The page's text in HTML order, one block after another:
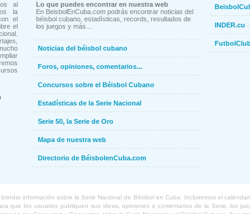
al
la
el
el
Lo que puedes encontrar en nuestra web
En BeisbolEnCuba.com podrás encontrar noticias del
béisbol cubano, estadísticas, records, resultados de
los juegos y más...
Noticias del béisbol cubano
Foros, opiniones, comentarios...
Concursos sobre el Béisbol Cubano
Estadísticas de la Serie Nacional
Serie 50, la Serie de Oro
Mapa de nuestra web
Directorio de BéisbolenCuba.com
INDER.cu
información sobre la Serie Nacional de Béisbol en Cuba. Incluiremos el
que los usuarios publiquen sus ideas, opiniones o comentarios de la Serie, los